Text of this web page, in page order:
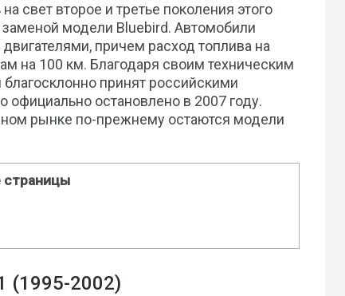
свет второе и третье поколения этого
модели Bluebird. Автомобили
причем расход топлива на
на 100 км. Благодаря своим техническим
принят российскими
остановлено в 2007 году.
рынке по-прежнему остаются модели
страницы
(1995-2002)